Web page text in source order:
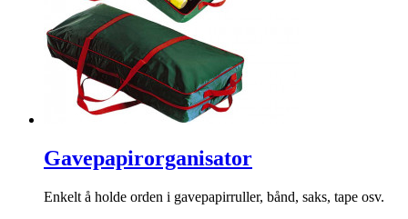
Gavepapirorganisator
Enkelt å holde orden i gavepapirruller, bånd, saks, tape osv.